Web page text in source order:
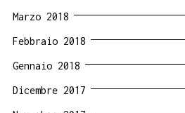
Marzo 2018
Febbraio 2018
Gennaio 2018
Dicembre 2017